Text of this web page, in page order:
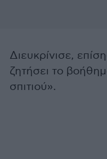
Διευκρίνισε,
ζητήσει το
σπιτιού».